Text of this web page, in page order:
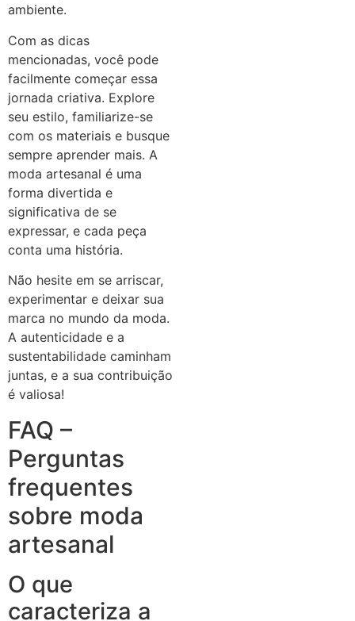
ambiente.
Com as dicas
mencionadas, você pode
facilmente começar essa
jornada criativa. Explore
seu estilo, familiarize-se
com os materiais e busque
sempre aprender mais. A
moda artesanal é uma
forma divertida e
significativa de se
expressar, e cada peça
conta uma história.
Não hesite em se arriscar,
experimentar e deixar sua
marca no mundo da moda.
A autenticidade e a
sustentabilidade caminham
juntas, e a sua contribuição
é valiosa!
FAQ –
Perguntas
frequentes
sobre moda
artesanal
O que
caracteriza a